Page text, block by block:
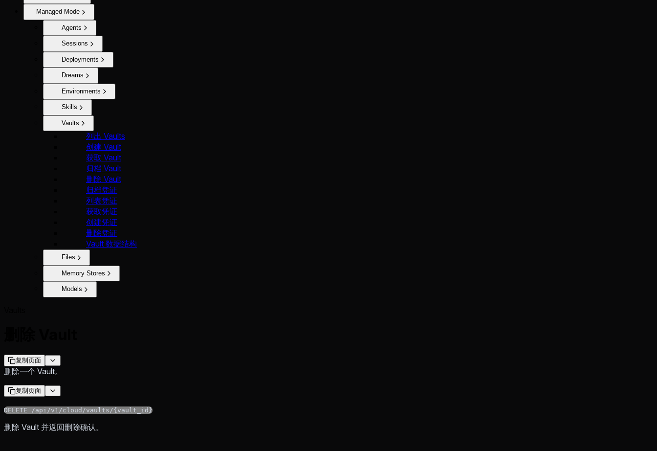
Managed Mode
Agents
Sessions
Deployments
Dreams
Environments
Skills
Vaults
列出 Vaults
创建 Vault
获取 Vault
归档 Vault
删除 Vault
归档凭证
列表凭证
获取凭证
创建凭证
删除凭证
Vault 数据结构
Files
Memory Stores
Models
复制页面
删除一个 Vault。
复制页面
DELETE /api/v1/cloud/vaults/{vault_id}
删除 Vault 并返回删除确认。